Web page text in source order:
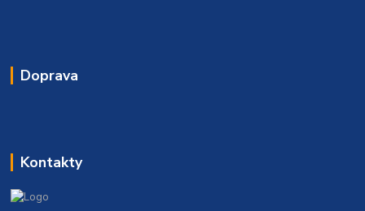
Doprava
Kontakty